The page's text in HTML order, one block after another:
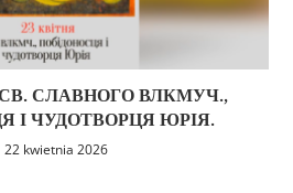
СВ. СЛАВНОГО ВЛКМУЧ.,
І ЧУДОТВОРЦЯ ЮРІЯ.
22 kwietnia 2026